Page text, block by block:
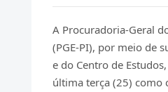
A Procuradoria-Geral
(PGE-PI), por meio de
e do Centro de
última terça (25) como